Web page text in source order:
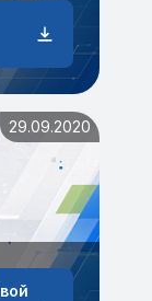
29.09.2020